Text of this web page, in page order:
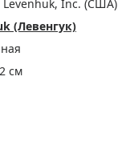
Levenhuk, Inc. (США)
(Левенгук)
см